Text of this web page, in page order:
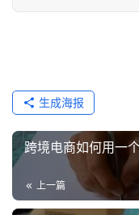
生成海报
跨境电商如何用一
上一篇